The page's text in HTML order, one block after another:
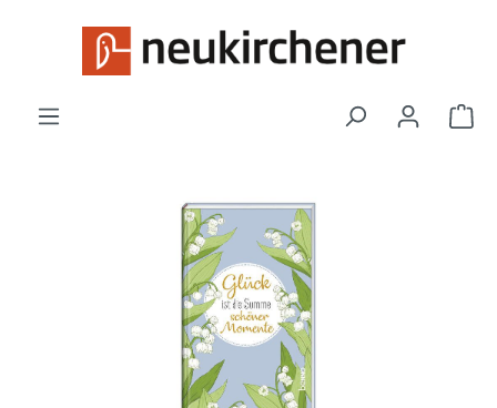
Zum Hauptinhalt springen
Bildergalerie überspringen